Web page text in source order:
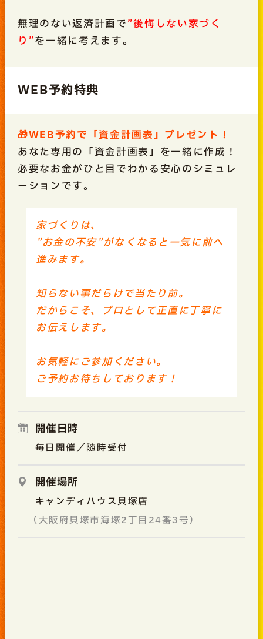
無理のない返済計画で”後悔しない家づく
り”を一緒に考えます。
WEB予約特典
🎁WEB予約で「資金計画表」プレゼント！
あなた専用の「資金計画表」を一緒に作成！
必要なお金がひと目でわかる安心のシミュレ
ーションです。
家づくりは、
”お金の不安”がなくなると一気に前へ
進みます。
知らない事だらけで当たり前。
だからこそ、プロとして正直に丁寧に
お伝えします。
お気軽にご参加ください。
ご予約お待ちしております！
開催日時
毎日開催／随時受付
開催場所
キャンディハウス貝塚店
（大阪府貝塚市海塚2丁目24番3号）